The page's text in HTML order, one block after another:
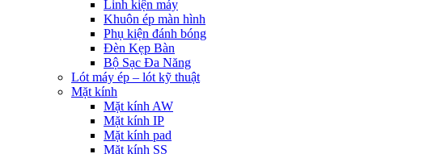
Linh kiện máy
Khuôn ép màn hình
Phụ kiện đánh bóng
Đèn Kẹp Bàn
Bộ Sạc Đa Năng
Lót máy ép – lót kỹ thuật
Mặt kính
Mặt kính AW
Mặt kính IP
Mặt kính pad
Mặt kính SS